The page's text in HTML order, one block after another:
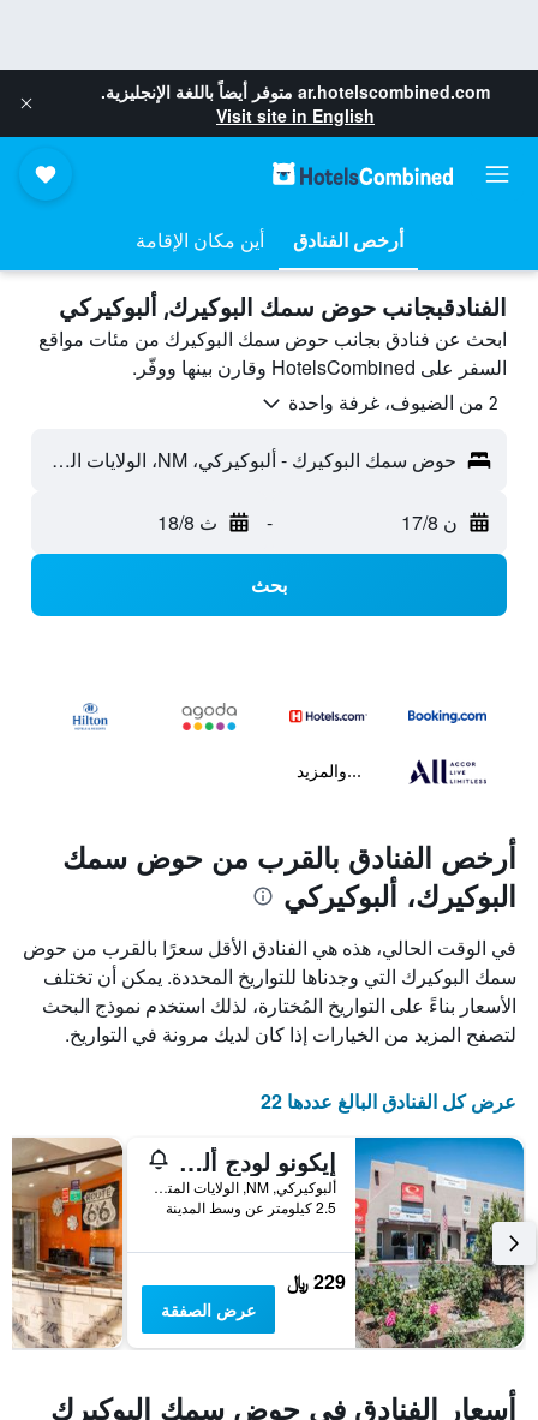
ar.hotelscombined.com متوفر أيضاً باللغة الإنجليزية.
Visit site in English
أرخص الفنادق أين مكان الإقامة
الفنادقبجانب حوض سمك البوكيرك, ألبوكيركي
ابحث عن فنادق بجانب حوض سمك البوكيرك من مئات مواقع
السفر على HotelsCombined وقارن بينها ووفّر.
2 من الضيوف، غرفة واحدة
حوض سمك البوكيرك - ألبوكيركي، NM، الولايات المتحدة الأميريكية
ن 17/8 - ث 18/8
بحث
...والمزيد
أرخص الفنادق بالقرب من حوض سمك
البوكيرك، ألبوكيركي
في الوقت الحالي، هذه هي الفنادق الأقل سعرًا بالقرب من حوض
سمك البوكيرك التي وجدناها للتواريخ المحددة. يمكن أن تختلف
الأسعار بناءً على التواريخ المُختارة، لذلك استخدم نموذج البحث
لتصفح المزيد من الخيارات إذا كان لديك مرونة في التواريخ.
عرض كل الفنادق البالغ عددها 22
إيكونو لودج ألبوكويرك أولد تاون
ألبوكيركي, NM, الولايات المتحدة الأميريكية
2.5 كيلومتر عن وسط المدينة
229 ﷼
عرض الصفقة
أسعار الفنادق في حوض سمك البوكيرك